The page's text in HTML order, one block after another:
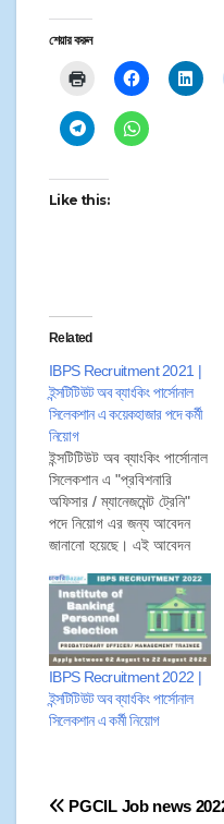
শেয়ার করুন
Like this:
Related
IBPS Recruitment 2021 |
ইন্সটিটিউট অব ব্যাংকিং পার্সোনাল
সিলেকশান এ কয়েকহাজার পদে কর্মী
নিয়োগ
ইন্সটিটিউট অব ব্যাংকিং পার্সোনাল
সিলেকশান এ "প্রবিশনারি
অফিসার / ম্যানেজমেন্ট ট্রেনি"
পদে নিয়োগ এর জন্য আবেদন
জানানো হয়েছে। এই আবেদন
১০ নভেম্বর ২০২১ পর্যন্ত। তাই
প্রার্থীরা ১০ নভেম্বর ২০২১ এর
মধ্যে আবেদনপত্র জমা করতে
পারেন। আবেদনপত্র সারা ভারত
থেকে গ্রহণ করা হবে।
IBPS Recruitment 2022 |
ইন্সটিটিউট অব ব্যাংকিং পার্সোনাল
সিলেকশান এ কর্মী নিয়োগ
PGCIL Job news